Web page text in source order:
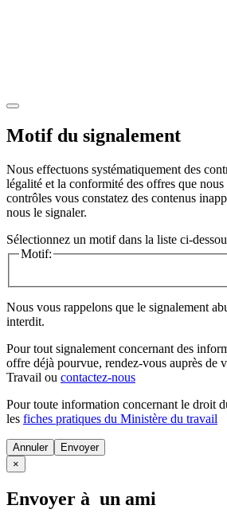
Motif du signalement
Nous effectuons systématiquement des
légalité et la conformité des offres que
contrôles vous constatez des contenus
nous le signaler.
Sélectionnez un motif dans la liste ci-
Motif:
Nous vous rappelons que le signalement
interdit.
Pour tout signalement concernant des
offre déjà pourvue, rendez-vous auprès de
Travail ou contactez-nous
Pour toute information concernant le droit
les fiches pratiques du Ministère du travail
Annuler
×
Envoyer à un ami